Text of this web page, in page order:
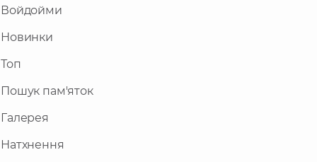
Войдойми
Новинки
Топ
Пошук пам'яток
Галерея
Натхнення